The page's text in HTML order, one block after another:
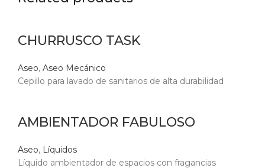
CHURRUSCO TASK
Aseo, Aseo Mecánico
Cepillo para lavado de sanitarios de alta durabilidad
AMBIENTADOR FABULOSO
Aseo, Líquidos
Líquido ambientador de espacios con fragancias